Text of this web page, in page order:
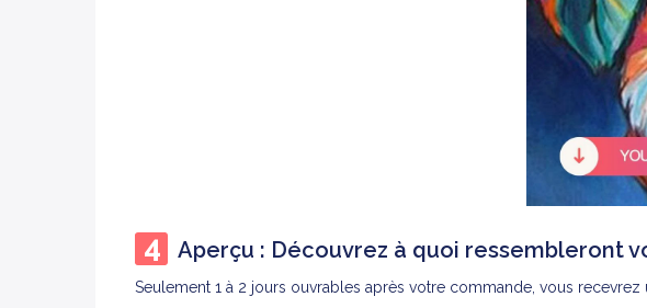
Aperçu : Découvrez à quoi ressembleront
Seulement 1 à 2 jours ouvrables après votre commande, vous